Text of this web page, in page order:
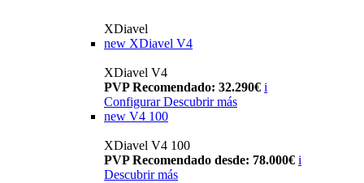
XDiavel
new XDiavel V4
XDiavel V4
PVP Recomendado: 32.290€ i
Configurar Descubrir más
new V4 100
XDiavel V4 100
PVP Recomendado desde: 78.000€ i
Descubrir más